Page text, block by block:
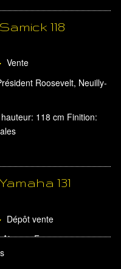
118
Vente
Roosevelt, Neuilly-
118 cm Finition:
131
Dépôt vente
France
hauteur: 131 cm Finition